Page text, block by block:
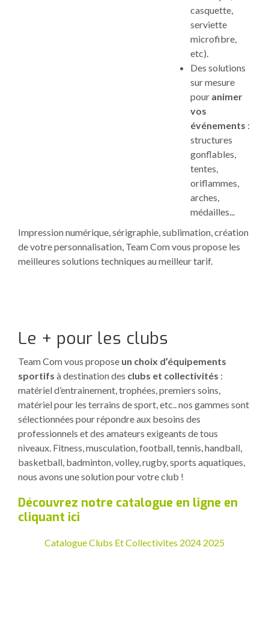
casquette,
serviette
microfibre,
etc).
Des solutions
sur mesure
pour animer
vos
événements :
structures
gonflables,
tentes,
oriflammes,
arches,
médailles...
Impression numérique, sérigraphie, sublimation, création
de votre personnalisation, Team Com vous propose les
meilleures solutions techniques au meilleur tarif.
Le + pour les clubs
Team Com vous propose un choix d’équipements
sportifs à destination des clubs et collectivités :
matériel d’entrainement, trophées, premiers soins,
matériel pour les terrains de sport, etc.. nos gammes sont
sélectionnées pour répondre aux besoins des
professionnels et des amateurs exigeants de tous
niveaux. Fitness, musculation, football, tennis, handball,
basketball, badminton, volley, rugby, sports aquatiques,
nous avons une solution pour votre club !
Découvrez notre catalogue en ligne en
cliquant ici
Catalogue Clubs Et Collectivites 2024 2025